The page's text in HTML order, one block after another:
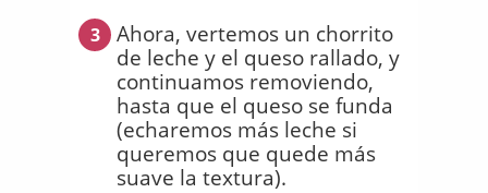
3
Ahora, vertemos un chorrito
de leche y el queso rallado, y
continuamos removiendo,
hasta que el queso se funda
(echaremos más leche si
queremos que quede más
suave la textura).